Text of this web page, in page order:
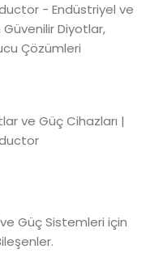
- Endüstriyel ve
Diyotlar,
Çözümleri
ve Güç Cihazları |
Güç Sistemleri için